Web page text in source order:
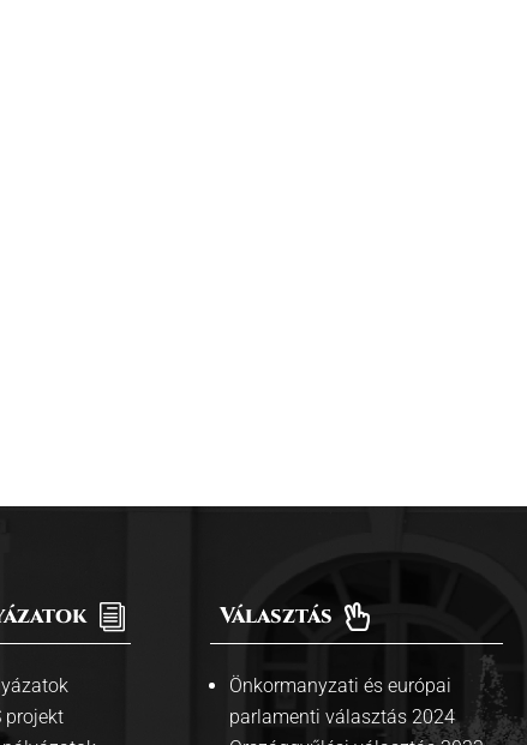
i
projekt

Választás
Önkormanyzati és európai
parlamenti választás 2024